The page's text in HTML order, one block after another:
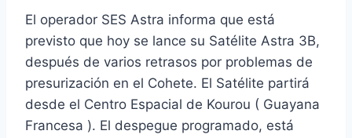
El operador SES Astra informa que está
previsto que hoy se lance su Satélite Astra 3B,
después de varios retrasos por problemas de
presurización en el Cohete. El Satélite partirá
desde el Centro Espacial de Kourou ( Guayana
Francesa ). El despegue programado, está